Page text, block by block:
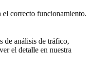
correcto funcionamiento.
de análisis de tráfico,
el detalle en nuestra